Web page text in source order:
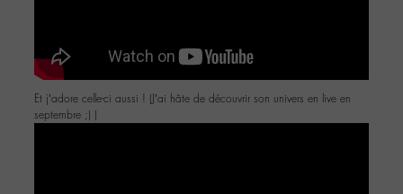
Et j’adore celle-ci aussi ! (J’ai hâte de découvrir son univers en live en
septembre ;) )